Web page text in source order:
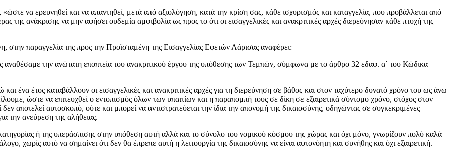
να ερευνηθεί και να απαντηθεί, μετά από αξιολόγηση, κατά την κρίση σας, κάθε ισχυρισμός και καταγγελία, που προβάλλεται από
της ανάκρισης να μην αφήσει ουδεμία αμφιβολία ως προς το ότι οι εισαγγελικές και ανακριτικές αρχές διερεύνησαν κάθε πτυχή της
παραγγελία της προς την Προϊσταμένη της Εισαγγελίας Εφετών Λάρισας αναφέρει:
την ανώτατη εποπτεία του ανακριτικού έργου της υπόθεσης των Τεμπών, σύμφωνα με το άρθρο 32 εδαφ. α΄ του Κώδικα
ένα έτος καταβάλλουν οι εισαγγελικές και ανακριτικές αρχές για τη διερεύνηση σε βάθος και στον ταχύτερο δυνατό χρόνο του ως άνω
ώστε να επιτευχθεί ο εντοπισμός όλων των υπαιτίων και η παραπομπή τους σε δίκη σε εξαιρετικά σύντομο χρόνο, στόχος στον
αποτελεί αυτοσκοπό, ούτε και μπορεί να αντιστρατεύεται την ίδια την απονομή της δικαιοσύνης, οδηγώντας σε συγκεκριμένες
την ανεύρεση της αλήθειας.
ή της υπεράσπισης στην υπόθεση αυτή αλλά και το σύνολο του νομικού κόσμου της χώρας και όχι μόνο, γνωρίζουν πολύ καλά
χωρίς αυτό να σημαίνει ότι δεν θα έπρεπε αυτή η λειτουργία της δικαιοσύνης να είναι αυτονόητη και συνήθης και όχι εξαιρετική.